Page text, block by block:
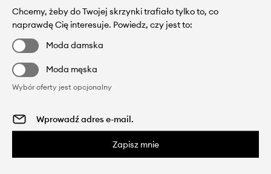
Chcemy, żeby do Twojej skrzynki trafiało tylko to, co
naprawdę Cię interesuje. Powiedz, czy jest to:
Moda damska
Moda męska
Wybór oferty jest opcjonalny
Zapisz mnie